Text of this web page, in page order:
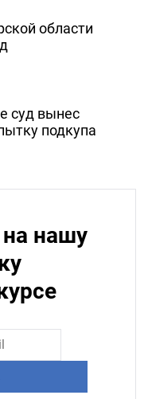
области
суд вынес
подкупа
нашу